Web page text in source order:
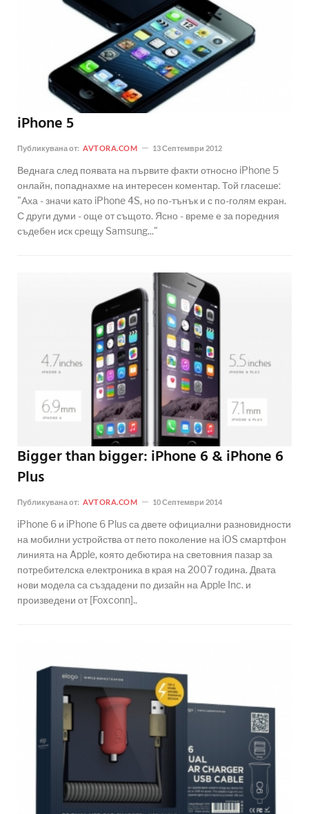
iPhone 5
Публикувана от: AVTORA.COM 13 Септември 2012
Веднага след появата на първите факти относно iPhone 5
онлайн, попаднахме на интересен коментар. Той гласеше:
"Аха - значи като iPhone 4S, но по-тънък и с по-голям екран.
С други думи - още от същото. Ясно - време е за поредния
съдебен иск срещу Samsung..."
Bigger than bigger: iPhone 6 & iPhone 6
Plus
Публикувана от: AVTORA.COM 10 Септември 2014
iPhone 6 и iPhone 6 Plus са двете официални разновидности
на мобилни устройства от пето поколение на iOS смартфон
линията на Apple, която дебютира на световния пазар за
потребителска електроника в края на 2007 година. Двата
нови модела са създадени по дизайн на Apple Inc. и
произведени от [Foxconn]..